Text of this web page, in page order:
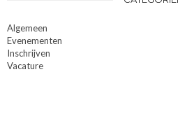
Algemeen
Evenementen
Inschrijven
Vacature